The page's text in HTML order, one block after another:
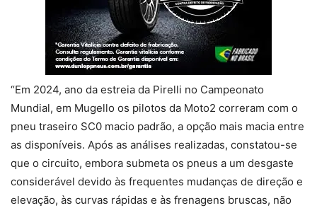
“Em 2024, ano da estreia da Pirelli no Campeonato
Mundial, em Mugello os pilotos da Moto2 correram com o
pneu traseiro SC0 macio padrão, a opção mais macia entre
as disponíveis. Após as análises realizadas, constatou-se
que o circuito, embora submeta os pneus a um desgaste
considerável devido às frequentes mudanças de direção e
elevação, às curvas rápidas e às frenagens bruscas, não